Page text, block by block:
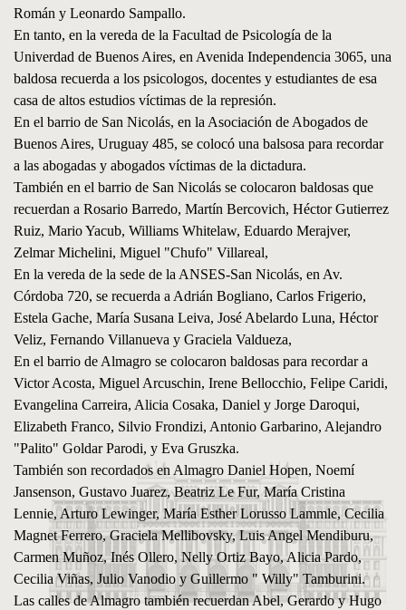
Román y Leonardo Sampallo.
En tanto, en la vereda de la Facultad de Psicología de la
Univerdad de Buenos Aires, en Avenida Independencia 3065, una
baldosa recuerda a los psicologos, docentes y estudiantes de esa
casa de altos estudios víctimas de la represión.
En el barrio de San Nicolás, en la Asociación de Abogados de
Buenos Aires, Uruguay 485, se colocó una balsosa para recordar
a las abogadas y abogados víctimas de la dictadura.
También en el barrio de San Nicolás se colocaron baldosas que
recuerdan a Rosario Barredo, Martín Bercovich, Héctor Gutierrez
Ruiz, Mario Yacub, Williams Whitelaw, Eduardo Merajver,
Zelmar Michelini, Miguel "Chufo" Villareal,
En la vereda de la sede de la ANSES-San Nicolás, en Av.
Córdoba 720, se recuerda a Adrián Bogliano, Carlos Frigerio,
Estela Gache, María Susana Leiva, José Abelardo Luna, Héctor
Veliz, Fernando Villanueva y Graciela Valdueza,
En el barrio de Almagro se colocaron baldosas para recordar a
Victor Acosta, Miguel Arcuschin, Irene Bellocchio, Felipe Caridi,
Evangelina Carreira, Alicia Cosaka, Daniel y Jorge Daroqui,
Elizabeth Franco, Silvio Frondizi, Antonio Garbarino, Alejandro
"Palito" Goldar Parodi, y Eva Gruszka.
También son recordados en Almagro Daniel Hopen, Noemí
Jansenson, Gustavo Juarez, Beatriz Le Fur, María Cristina
Lennie, Arturo Lewinger, María Esther Lorusso Lammle, Cecilia
Magnet Ferrero, Graciela Mellibovsky, Luis Angel Mendiburu,
Carmen Muñoz, Inés Ollero, Nelly Ortiz Bayo, Alicia Pardo,
Cecilia Viñas, Julio Vanodio y Guillermo " Willy" Tamburini.
Las calles de Almagro también recuerdan Abel, Gerardo y Hugo